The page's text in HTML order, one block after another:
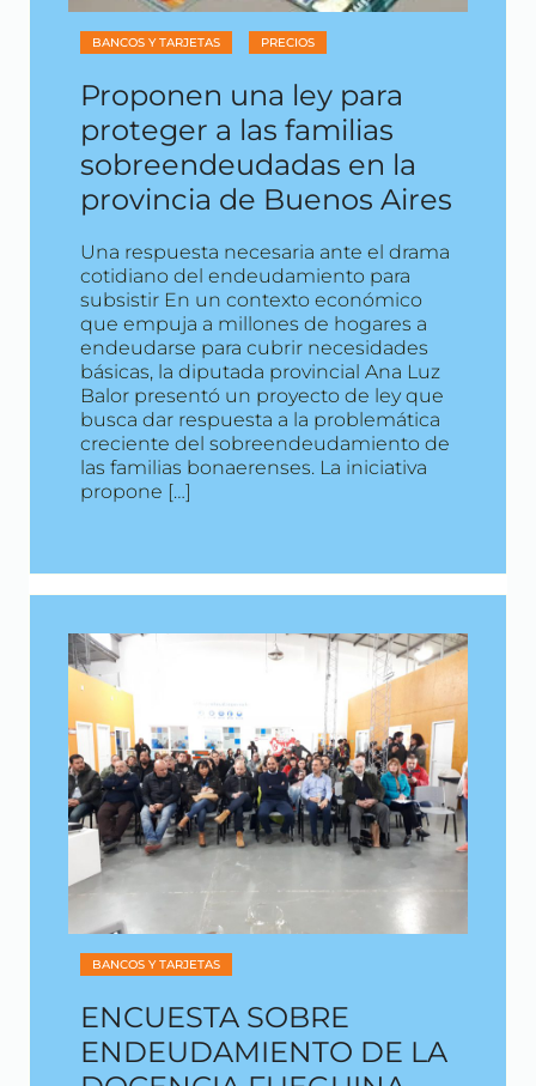
BANCOS Y TARJETAS PRECIOS
Proponen una ley para
proteger a las familias
sobreendeudadas en la
provincia de Buenos Aires
Una respuesta necesaria ante el drama
cotidiano del endeudamiento para
subsistir En un contexto económico
que empuja a millones de hogares a
endeudarse para cubrir necesidades
básicas, la diputada provincial Ana Luz
Balor presentó un proyecto de ley que
busca dar respuesta a la problemática
creciente del sobreendeudamiento de
las familias bonaerenses. La iniciativa
propone […]
BANCOS Y TARJETAS
ENCUESTA SOBRE
ENDEUDAMIENTO DE LA